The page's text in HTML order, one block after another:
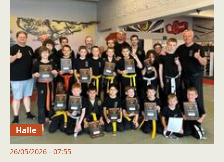
Halle
26/05/2026 - 07:55